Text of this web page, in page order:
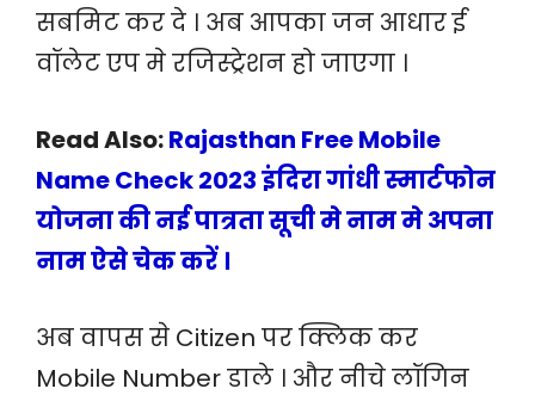
सबमिट कर दे । अब आपका जन आधार ई
वॉलेट एप मे रजिस्ट्रेशन हो जाएगा ।
Read Also:Rajasthan Free Mobile
Name Check 2023 इंदिरा गांधी स्मार्टफोन
योजना की नई पात्रता सूची मे नाम मे अपना
नाम ऐसे चेक करें ।
अब वापस से Citizen पर क्लिक कर
Mobile Number डाले । और नीचे लॉगिन